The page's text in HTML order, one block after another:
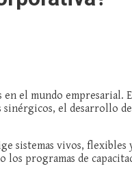
el mundo empresarial.
el desarrollo
sistemas vivos,
programas de